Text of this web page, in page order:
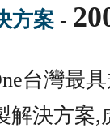
方案 -
台灣最
解決方案